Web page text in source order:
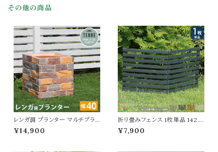
デスク ワークデスク 作業テーブ
その他の商品
レンガ調 プランター マルチブラ
ウン 茶色 植木鉢 40.5cm幅 鉢
植え 水抜き穴付き 幅40.5cm
¥14,900
折り畳みフェンス 1枚単品 142.5
cm幅 ボーダーフェンス ダークグ
リーン ライトブラウン ホワイト グ
¥7,900